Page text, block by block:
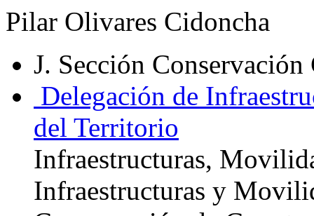
Pilar Olivares Cidoncha
J. Sección Conservación
Delegación de
del Territorio
Infraestructuras,
Infraestructuras y